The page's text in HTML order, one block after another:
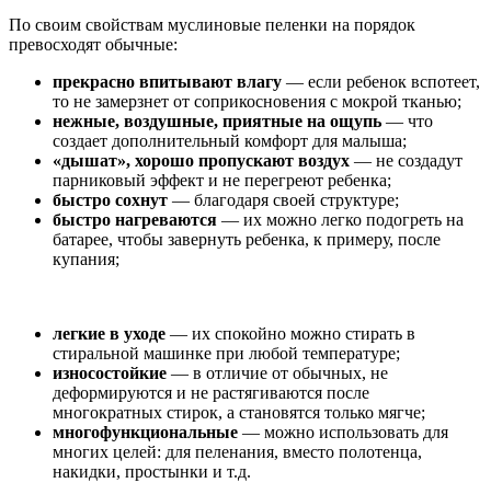
По своим свойствам муслиновые пеленки на порядок
превосходят обычные:
прекрасно впитывают влагу — если ребенок вспотеет,
то не замерзнет от соприкосновения с мокрой тканью;
нежные, воздушные, приятные на ощупь — что
создает дополнительный комфорт для малыша;
«дышат», хорошо пропускают воздух — не создадут
парниковый эффект и не перегреют ребенка;
быстро сохнут — благодаря своей структуре;
быстро нагреваются — их можно легко подогреть на
батарее, чтобы завернуть ребенка, к примеру, после
купания;
легкие в уходе — их спокойно можно стирать в
стиральной машинке при любой температуре;
износостойкие — в отличие от обычных, не
деформируются и не растягиваются после
многократных стирок, а становятся только мягче;
многофункциональные — можно использовать для
многих целей: для пеленания, вместо полотенца,
накидки, простынки и т.д.